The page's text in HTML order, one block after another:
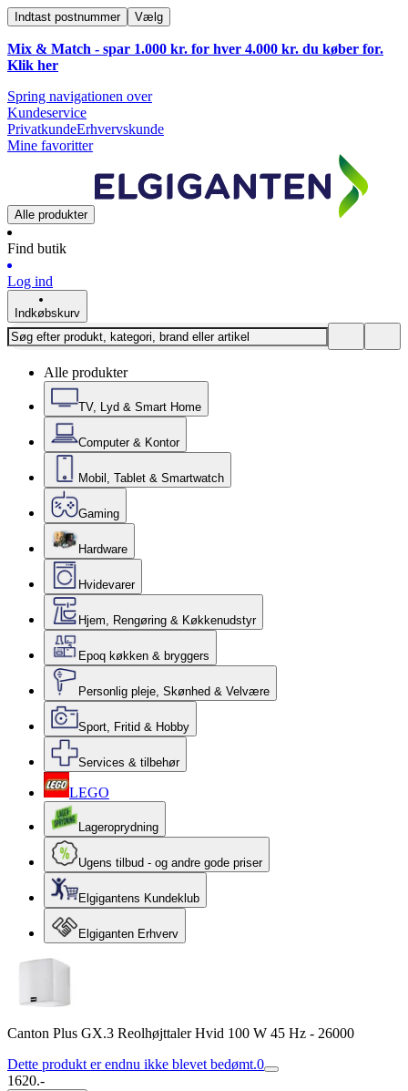
Indtast postnummer Vælg
Mix & Match - spar 1.000 kr. for hver 4.000 kr. du køber for.
Klik her
Spring navigationen over
Kundeservice
PrivatkundeErhvervskunde
Mine favoritter
Alle produkter
Find butik
Log ind
Indkøbskurv
Alle produkter
TV, Lyd & Smart Home
Computer & Kontor
Mobil, Tablet & Smartwatch
Gaming
Hardware
Hvidevarer
Hjem, Rengøring & Køkkenudstyr
Epoq køkken & bryggers
Personlig pleje, Skønhed & Velvære
Sport, Fritid & Hobby
Services & tilbehør
LEGO
Lageroprydning
Ugens tilbud - og andre gode priser
Elgigantens Kundeklub
Elgiganten Erhverv
Canton Plus GX.3 Reolhøjttaler Hvid 100 W 45 Hz - 26000
Dette produkt er endnu ikke blevet bedømt.0
1620.-